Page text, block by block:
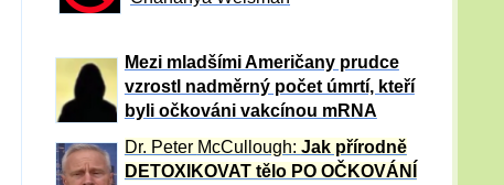
Mezi mladšími Američany prudce
vzrostl nadměrný počet úmrtí, kteří
byli očkováni vakcínou mRNA
Dr. Peter McCullough: Jak přírodně
DETOXIKOVAT tělo PO OČKOVÁNÍ